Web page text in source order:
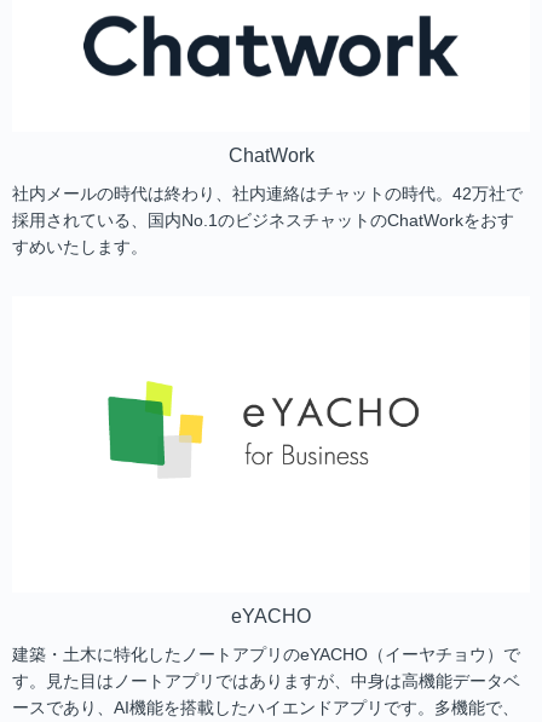
ChatWork
社内メールの時代は終わり、社内連絡はチャットの時代。42万社で
採用されている、国内No.1のビジネスチャットのChatWorkをおす
すめいたします。
eYACHO
建築・土木に特化したノートアプリのeYACHO（イーヤチョウ）で
す。見た目はノートアプリではありますが、中身は高機能データベ
ースであり、AI機能を搭載したハイエンドアプリです。多機能で、